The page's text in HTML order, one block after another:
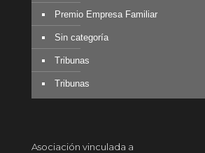
Premio Empresa Familiar
Sin categoría
Tribunas
Tribunas
Asociación vinculada a